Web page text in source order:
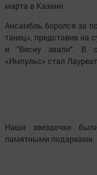
марта в Казани.
Ансамбль боролся за
танец», представив на
и "Весну звали". В
«Импульс» стал
Наши звездочки
памятными подарками.